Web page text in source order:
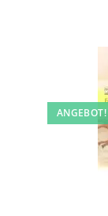
ANGEBOT!